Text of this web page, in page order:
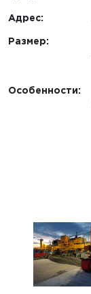
Адрес:
Размер:
Особенности: